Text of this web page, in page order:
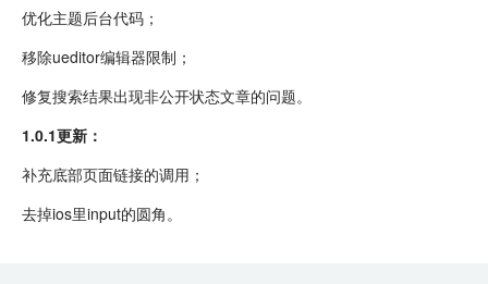
优化主题后台代码；
移除ueditor编辑器限制；
修复搜索结果出现非公开状态文章的问题。
1.0.1更新：
补充底部页面链接的调用；
去掉ios里input的圆角。